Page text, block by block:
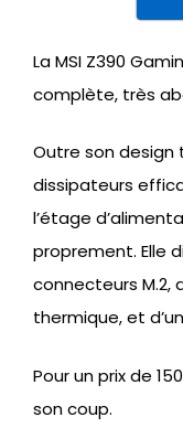
La MSI Z390
complète, très
Outre son design
dissipateurs
l’étage
proprement. Elle
connecteurs M.2,
thermique, et
Pour un prix de
son coup.